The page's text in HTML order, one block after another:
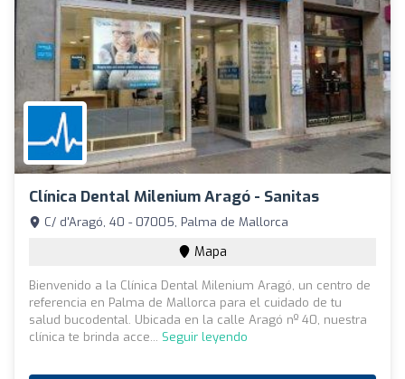
Clínica Dental Milenium Aragó - Sanitas
C/ d'Aragó, 40 - 07005, Palma de Mallorca
Mapa
Bienvenido a la Clínica Dental Milenium Aragó, un centro de
referencia en Palma de Mallorca para el cuidado de tu
salud bucodental. Ubicada en la calle Aragó nº 40, nuestra
clínica te brinda acce... Seguir leyendo